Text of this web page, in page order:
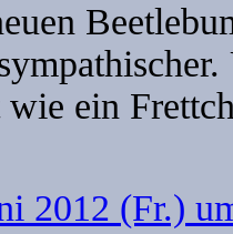
wie ein
2012 (Fr.)